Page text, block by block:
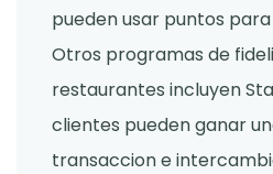
pueden usar puntos
Otros programas de
restaurantes incluyen
clientes pueden ganar
transaccion e